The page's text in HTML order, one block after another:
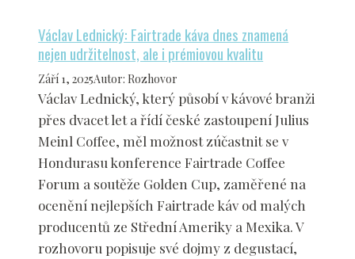
Václav Lednický: Fairtrade káva dnes znamená
nejen udržitelnost, ale i prémiovou kvalitu
Září 1, 2025Autor: Rozhovor
Václav Lednický, který působí v kávové branži
přes dvacet let a řídí české zastoupení Julius
Meinl Coffee, měl možnost zúčastnit se v
Hondurasu konference Fairtrade Coffee
Forum a soutěže Golden Cup, zaměřené na
ocenění nejlepších Fairtrade káv od malých
producentů ze Střední Ameriky a Mexika. V
rozhovoru popisuje své dojmy z degustací,